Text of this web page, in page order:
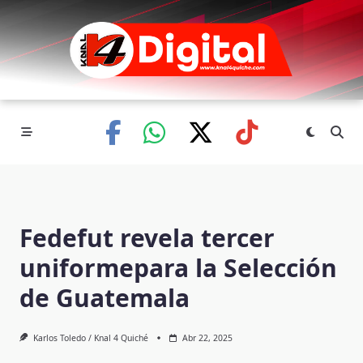
Skip
content
Fedefut revela tercer
uniformepara la Selección
de Guatemala
Karlos Toledo / Knal 4 Quiché Abr 22, 2025